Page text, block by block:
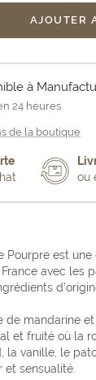
AJOUTER
à
24 heures
de la boutique
ou
Pourpre est
avec les
de mandarine
et fruité où la
la vanille, le
sensualité.